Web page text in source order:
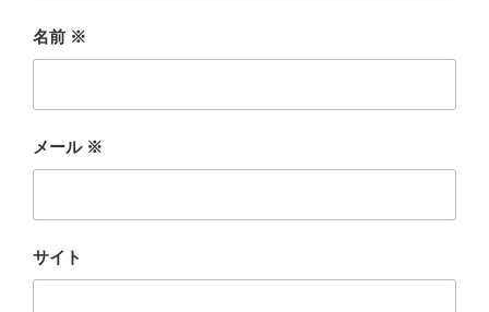
名前 ※
メール ※
サイト